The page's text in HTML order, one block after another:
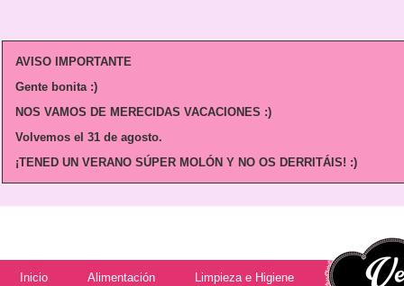
AVISO IMPORTANTE
Gente bonita :)
NOS VAMOS DE MERECIDAS VACACIONES :)
Volvemos el 31 de agosto.
¡TENED UN VERANO SÚPER MOLÓN Y NO OS DERRITÁIS! :)
Inicio Alimentación Limpieza e Higiene